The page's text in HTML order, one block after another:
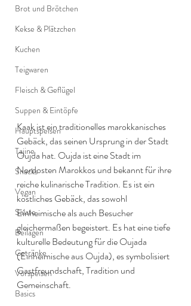
Brot und Brötchen
Kekse & Plätzchen
Kuchen
Teigwaren
Fleisch & Geflügel
Suppen & Eintöpfe
Hauptspeisen
Tajine
Snacks
Vegan
Salate
Beilagen
Getränke
Vorspeisen
Basics
Kaak ist ein traditionelles marokkanisches
Gebäck, das seinen Ursprung in der Stadt
Oujda hat. Oujda ist eine Stadt im
Nordosten Marokkos und bekannt für ihre
reiche kulinarische Tradition. Es ist ein
köstliches Gebäck, das sowohl
Einheimische als auch Besucher
gleichermaßen begeistert. Es hat eine tiefe
kulturelle Bedeutung für die Oujada
(Einheimische aus Oujda), es symbolisiert
Gastfreundschaft, Tradition und
Gemeinschaft.